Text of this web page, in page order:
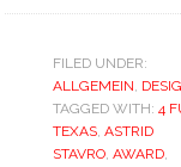
FILED UNDER:
ALLGEMEIN,
TAGGED WITH: 4
TEXAS, ASTRID
STAVRO, AWARD,